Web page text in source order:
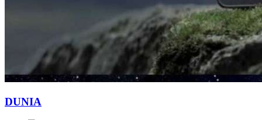
DUNIA